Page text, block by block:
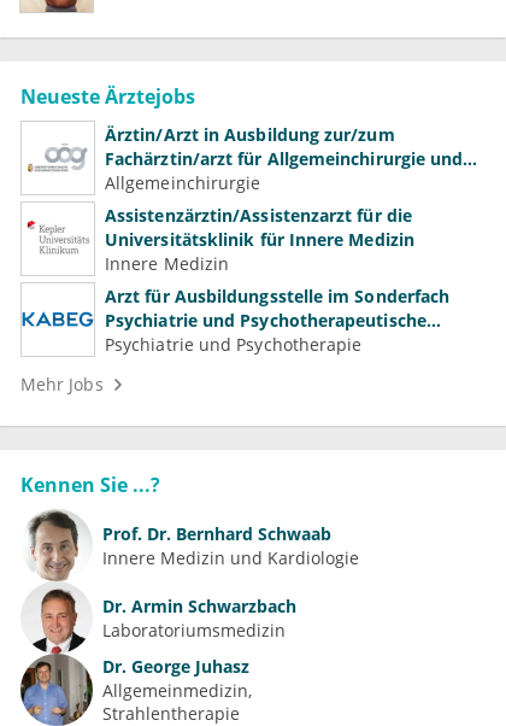
Neueste Ärztejobs
Ärztin/Arzt in Ausbildung zur/zum
Fachärztin/arzt für Allgemeinchirurgie und
Gefäßchirurgie
Allgemeinchirurgie
Assistenzärztin/Assistenzarzt für die
Universitätsklinik für Innere Medizin
Innere Medizin
Arzt für Ausbildungsstelle im Sonderfach
Psychiatrie und Psychotherapeutische
Medizin (m/w/d)
Psychiatrie und Psychotherapie
Mehr Jobs
Kennen Sie ...?
Prof. Dr. Bernhard Schwaab
Innere Medizin und Kardiologie
Dr. Armin Schwarzbach
Laboratoriumsmedizin
Dr. George Juhasz
Allgemeinmedizin
Strahlentherapie